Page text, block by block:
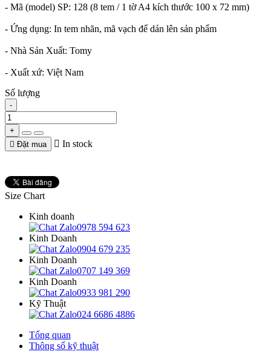
- Mã (model) SP: 128 (8 tem / 1 tờ A4 kích thước 100 x 72 mm)
- Ứng dụng: In tem nhãn, mã vạch để dán lên sản phẩm
- Nhà Sản Xuất: Tomy
- Xuất xứ: Việt Nam
Số lượng
-
+
 Đặt mua  In stock
Size Chart
Kinh doanh
0978 594 623
Kinh Doanh
0904 679 235
Kinh Doanh
0707 149 369
Kinh Doanh
0933 981 290
Kỹ Thuật
024 6686 4886
Tổng quan
Thông số kỹ thuật